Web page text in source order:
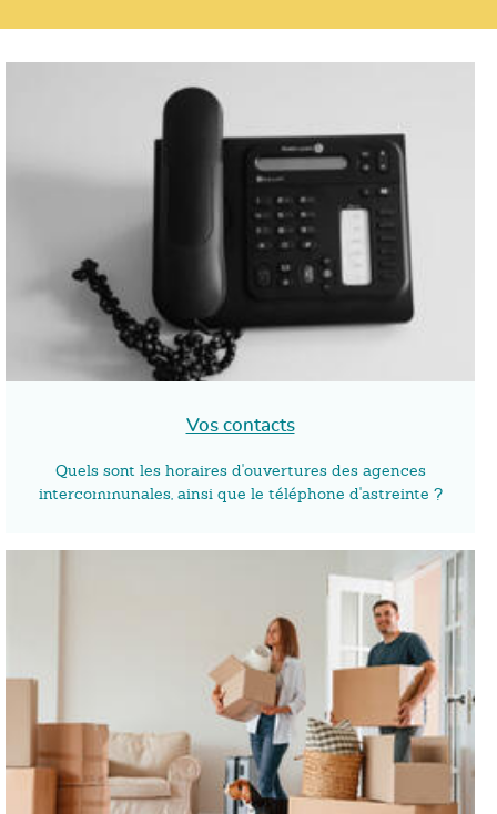
Vos contacts
Quels sont les horaires d'ouvertures des agences
intercommunales, ainsi que le téléphone d'astreinte ?